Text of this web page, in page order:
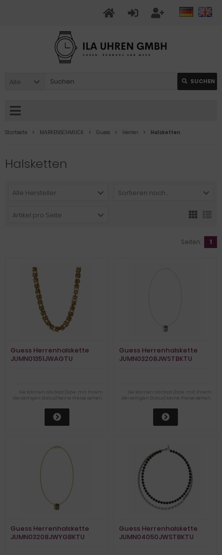
Alle SUCHEN
Startseite MARKENSCHMUCK Guess Herren Halsketten
Halsketten
Alle Hersteller Sortieren nach ...
Artikel pro Seite
Seiten: 1
Guess Herrenhalskette
JUMN01351JWAGTU
Sie können als Gast (bzw. mit Ihrem
derzeitigen Status) keine Preise sehen.
Guess Herrenhalskette
JUMN03208JWSTBKTU
Sie können als Gast (bzw. mit Ihrem
derzeitigen Status) keine Preise sehen.
Guess Herrenhalskette
JUMN03208JWYGBKTU
Guess Herrenhalskette
JUMN04050JWSTBKTU